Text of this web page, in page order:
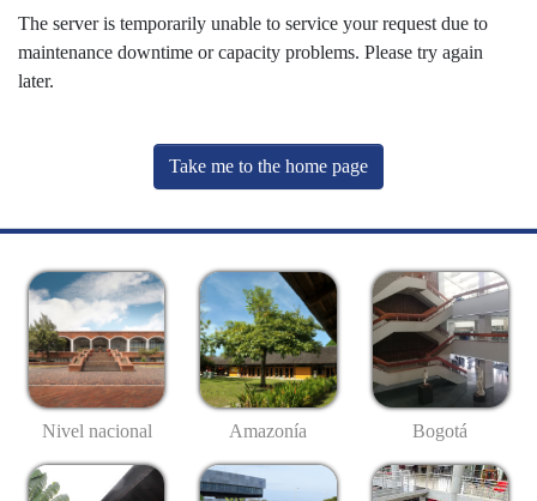
The server is temporarily unable to service your request due to
maintenance downtime or capacity problems. Please try again
later.
Take me to the home page
Nivel nacional Amazonía Bogotá